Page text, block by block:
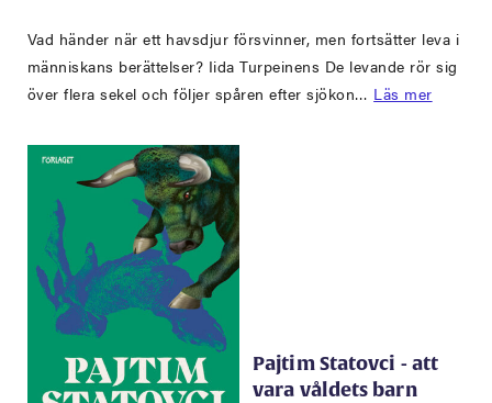
Vad händer när ett havsdjur försvinner, men fortsätter leva i
människans berättelser? Iida Turpeinens De levande rör sig
över flera sekel och följer spåren efter sjökon… Läs mer
Pajtim Statovci - att
vara våldets barn